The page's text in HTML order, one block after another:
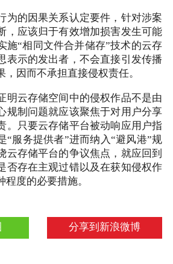
的因果关系认定要件，针对涉案
，应该归于有效增加损害发生可能
施“相同文件合并储存”技术的云存
表示的发出者，不会直接引发传播
因而不承担直接侵权责任。
云存储空间中的侵权作品不是由
规制问题就应该聚焦于对用户分享
。只要云存储平台被动响应用户指
“服务提供者”进而纳入“避风港”规
云存储平台的争议焦点，就应回到
否存在主观过错以及在获知侵权作
度的必要措施。
分享到新浪微博